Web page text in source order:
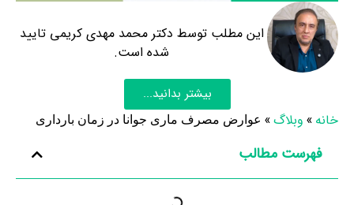
این مطلب توسط دکتر محمد مهدی کریمی تایید
شده است.
بیشتر بدانید...
خانه » وبلاگ» عوارض مصرف ماری جوانا در زمان بارداری
فهرست مطالب